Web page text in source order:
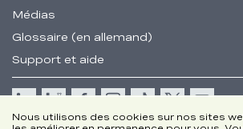
Nous utilisons des cookies sur nos sites
Médias
Glossaire (en allemand)
Support et aide